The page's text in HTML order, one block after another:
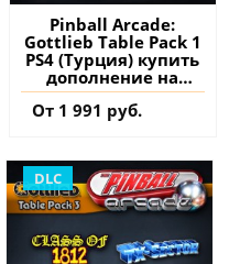
Pinball Arcade:
Gottlieb Table Pack 1
PS4 (Турция) купить
дополнение на
аккаунт
От 1 991 руб.
DLC